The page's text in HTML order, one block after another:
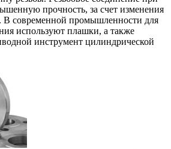
прочность, за счет изменения
В современной промышленности для
используют плашки, а также
инструмент цилиндрической